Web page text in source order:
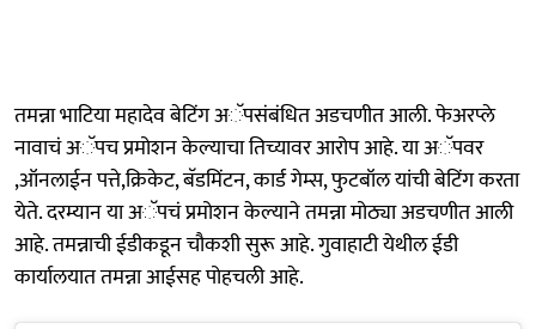
तमन्ना भाटिया महादेव बेटिंग अॅपसंबंधित अडचणीत आली. फेअरप्ले
नावाचं अॅपच प्रमोशन केल्याचा तिच्यावर आरोप आहे. या अॅपवर
,ऑनलाईन पत्ते,क्रिकेट, बॅडमिंटन, कार्ड गेम्स, फुटबॉल यांची बेटिंग करता
येते. दरम्यान या अॅपचं प्रमोशन केल्याने तमन्ना मोठ्या अडचणीत आली
आहे. तमन्नाची ईडीकडून चौकशी सुरू आहे. गुवाहाटी येथील ईडी
कार्यालयात तमन्ना आईसह पोहचली आहे.